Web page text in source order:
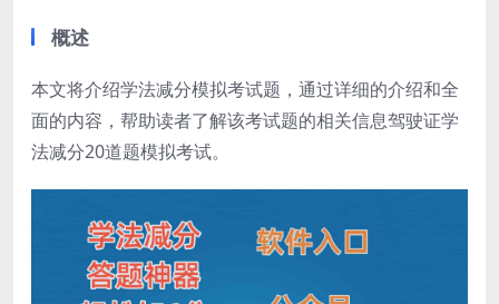
概述
本文将介绍学法减分模拟考试题，通过详细的介绍和全
面的内容，帮助读者了解该考试题的相关信息驾驶证学
法减分20道题模拟考试。